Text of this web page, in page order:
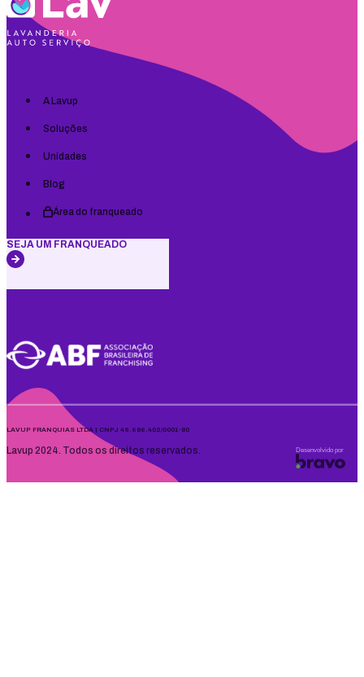
A Lavup
Soluções
Unidades
Blog
Área do franqueado
SEJA UM FRANQUEADO
LAVUP FRANQUIAS LTDA | CNPJ 49.686.402/0001-80
Lavup 2024. Todos os direitos reservados. Desenvolvido por